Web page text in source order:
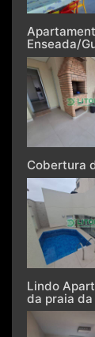
Enseada/
Cobertura
Lindo
da praia da